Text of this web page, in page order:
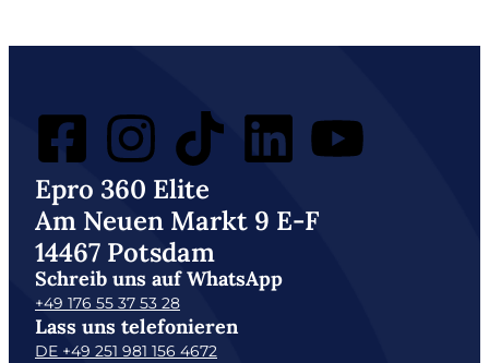
Epro 360 Elite
Am Neuen Markt 9 E-F
14467 Potsdam
Schreib uns auf WhatsApp
+49 176 55 37 53 28
Lass uns telefonieren
DE +49 251 981 156 4672